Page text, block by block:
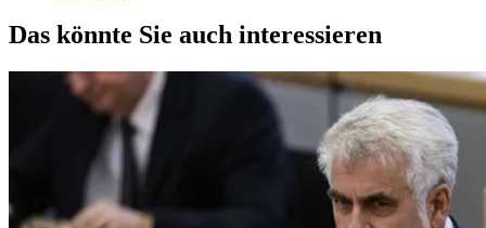
Das könnte Sie auch interessieren